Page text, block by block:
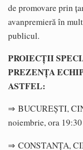
de promovare prin
avanpremieră în
publicul.
PROIECȚII
PREZENȚA
ASTFEL:
⇒ BUCUREȘTI,
noiembrie, ora 19:30
⇒ CONSTANȚA,